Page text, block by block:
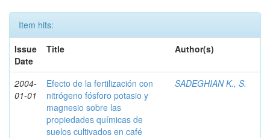
Item hits:
Issue
Date
Title Author(s)
2004-
01-01
Efecto de la fertilización con
nitrógeno fósforo potasio y
magnesio sobre las
propiedades químicas de
suelos cultivados en café
SADEGHIAN K., S.